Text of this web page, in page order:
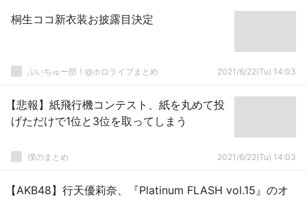
桐生ココ新衣装お披露目決定
ぶいちゅー部！@ホロライブまとめ 2021/6/22(Tu) 14:03
【悲報】紙飛行機コンテスト、紙を丸めて投
げただけで1位と3位を取ってしまう
僕のまとめ 2021/6/22(Tu) 14:03
【AKB48】行天優莉奈、『Platinum FLASH vol.15』のオ